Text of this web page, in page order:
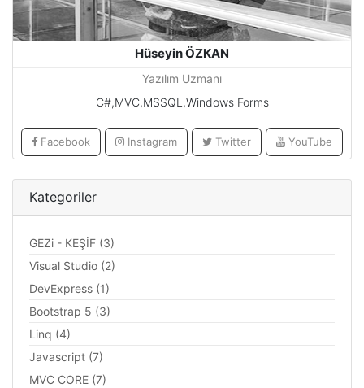
Hüseyin ÖZKAN
Yazılım Uzmanı
C#,MVC,MSSQL,Windows Forms
Facebook Instagram Twitter YouTube
Kategoriler
GEZi - KEŞİF (3)
Visual Studio (2)
DevExpress (1)
Bootstrap 5 (3)
Linq (4)
Javascript (7)
MVC CORE (7)